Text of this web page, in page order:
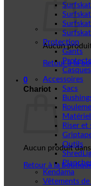
Aucun
Retour à la
0
Chariot
Aucun produit
Retour à la
Protection
Gants
Casques
Accessoires
Sacs
Riser et
Outils
Kendama
Vêtements